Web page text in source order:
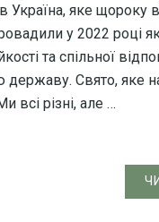
яке щороку
у 2022 році
та спільної
державу. Свято, яке
всі різні, але …